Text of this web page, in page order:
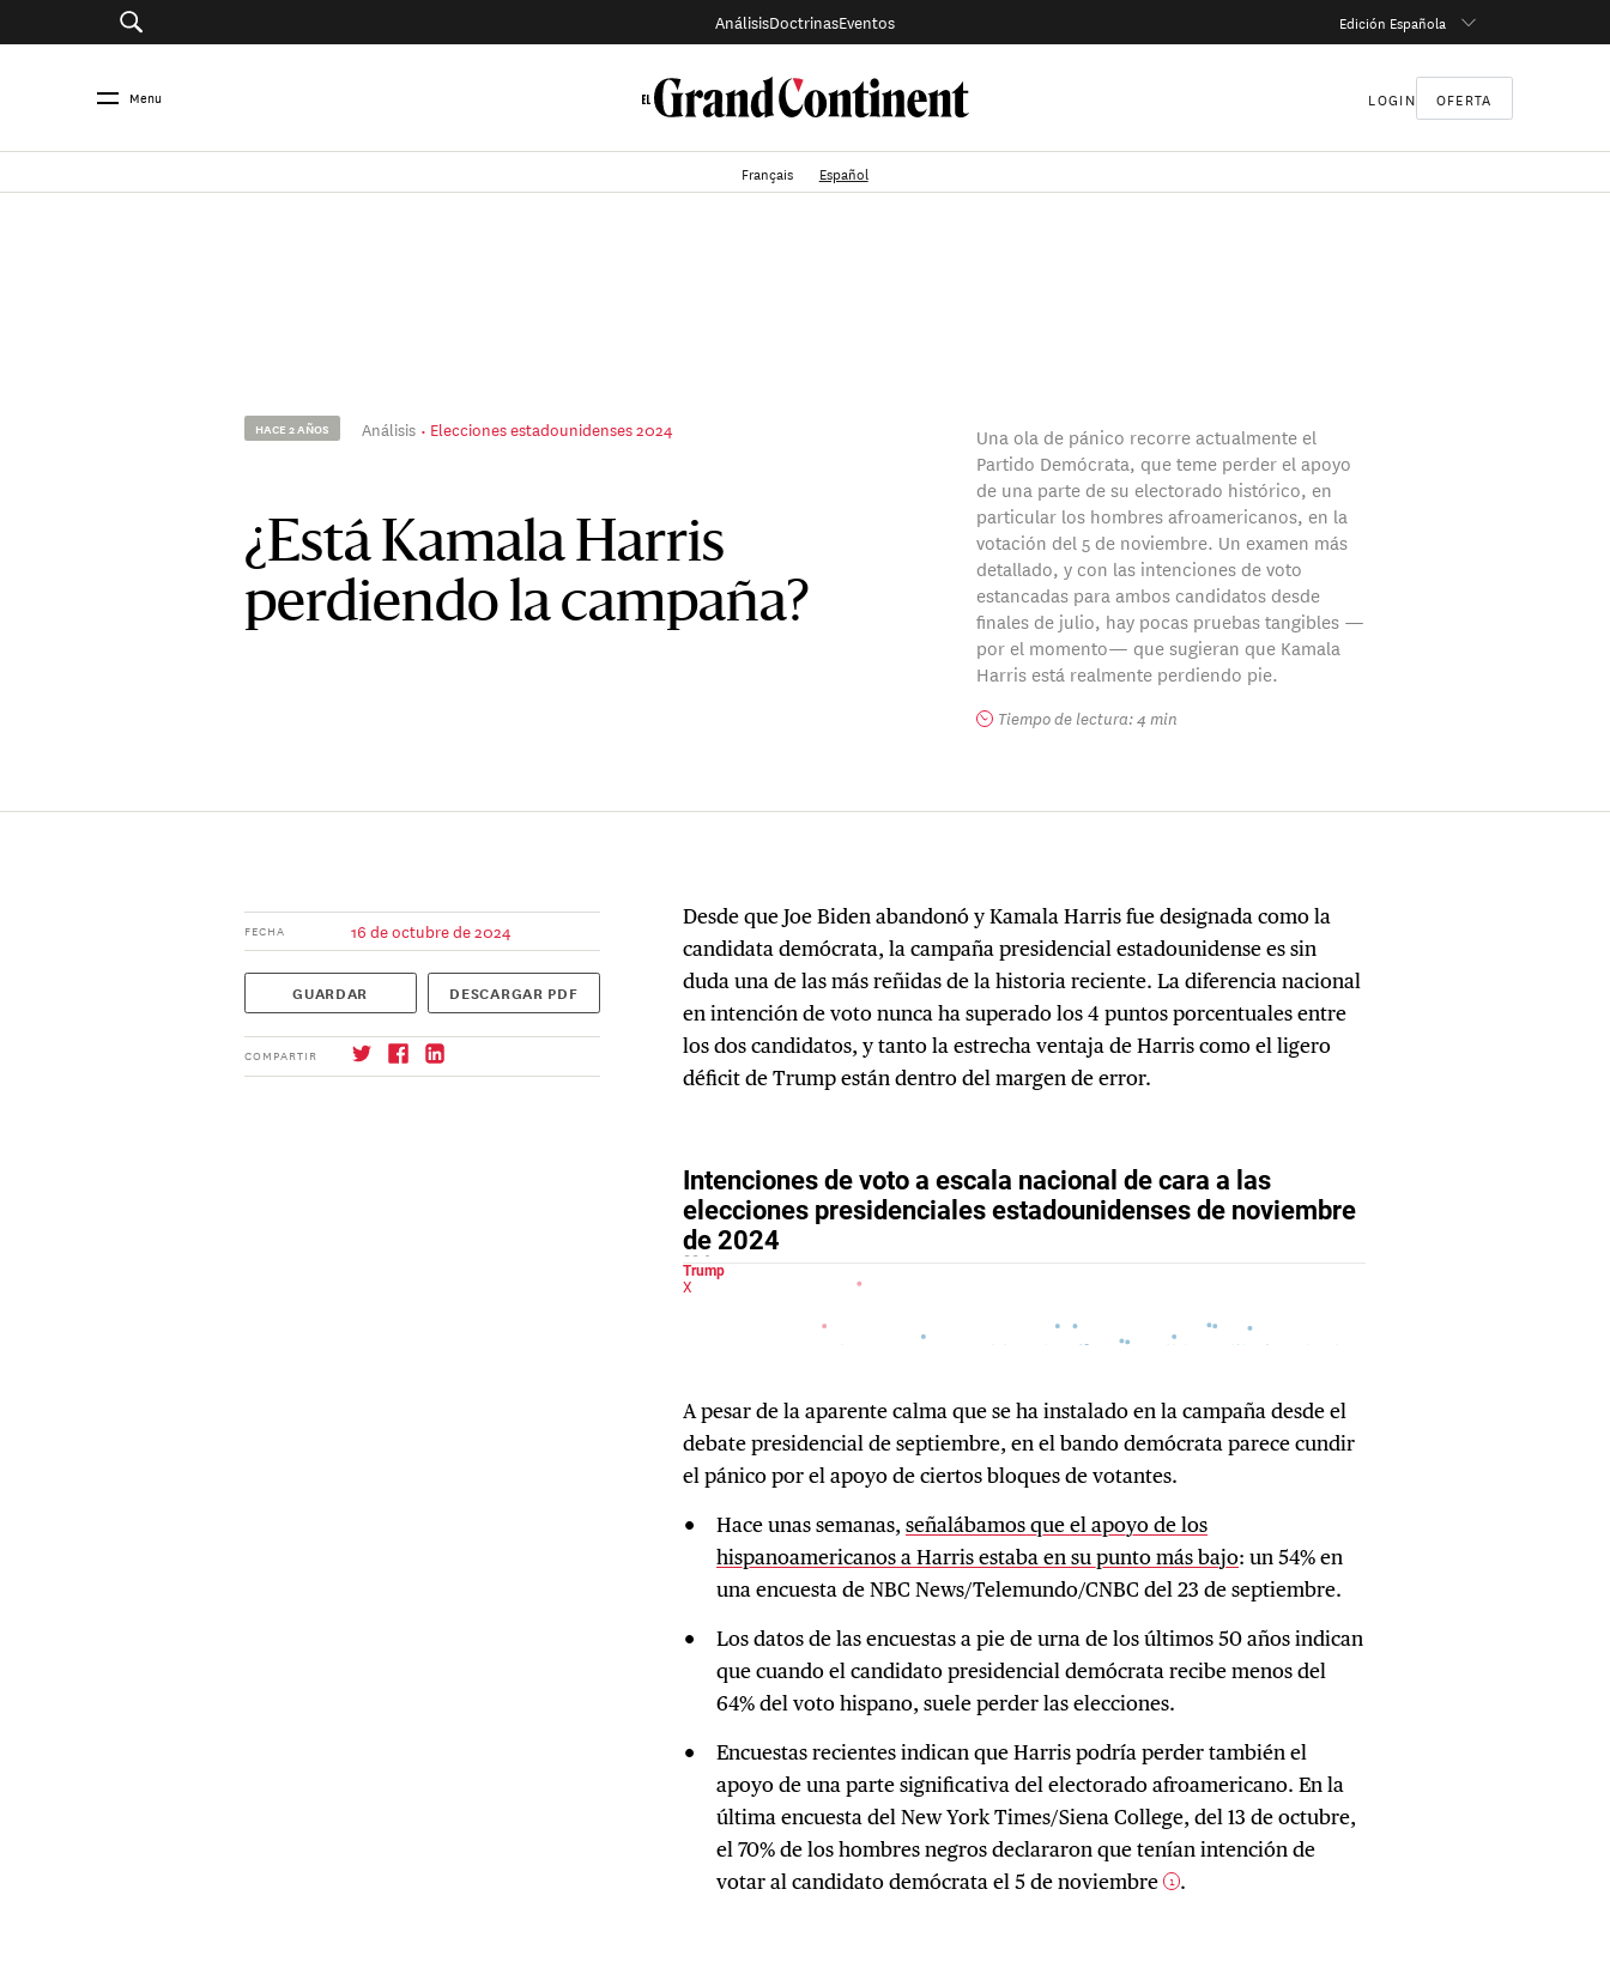
AnálisisDoctrinasEventos Edición Española
Menu LOGIN OFERTA
Français Español
HACE 2 AÑOS Análisis Elecciones estadounidenses 2024
¿Está Kamala Harris
perdiendo la campaña?
Una ola de pánico recorre actualmente el
Partido Demócrata, que teme perder el apoyo
de una parte de su electorado histórico, en
particular los hombres afroamericanos, en la
votación del 5 de noviembre. Un examen más
detallado, y con las intenciones de voto
estancadas para ambos candidatos desde
finales de julio, hay pocas pruebas tangibles —
por el momento— que sugieran que Kamala
Harris está realmente perdiendo pie.
Tiempo de lectura: 4 min
FECHA 16 de octubre de 2024
GUARDAR DESCARGAR PDF
COMPARTIR
Desde que Joe Biden abandonó y Kamala Harris fue designada como la
candidata demócrata, la campaña presidencial estadounidense es sin
duda una de las más reñidas de la historia reciente. La diferencia nacional
en intención de voto nunca ha superado los 4 puntos porcentuales entre
los dos candidatos, y tanto la estrecha ventaja de Harris como el ligero
déficit de Trump están dentro del margen de error.
A pesar de la aparente calma que se ha instalado en la campaña desde el
debate presidencial de septiembre, en el bando demócrata parece cundir
el pánico por el apoyo de ciertos bloques de votantes.
Hace unas semanas, señalábamos que el apoyo de los
hispanoamericanos a Harris estaba en su punto más bajo: un 54% en
una encuesta de NBC News/Telemundo/CNBC del 23 de septiembre.
Los datos de las encuestas a pie de urna de los últimos 50 años indican
que cuando el candidato presidencial demócrata recibe menos del
64% del voto hispano, suele perder las elecciones.
Encuestas recientes indican que Harris podría perder también el
apoyo de una parte significativa del electorado afroamericano. En la
última encuesta del New York Times/Siena College, del 13 de octubre,
el 70% de los hombres negros declararon que tenían intención de
votar al candidato demócrata el 5 de noviembre 1 .